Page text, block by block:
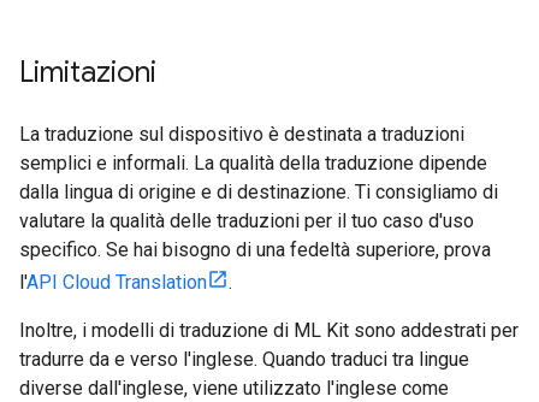
Limitazioni
La traduzione sul dispositivo è destinata a traduzioni
semplici e informali. La qualità della traduzione dipende
dalla lingua di origine e di destinazione. Ti consigliamo di
valutare la qualità delle traduzioni per il tuo caso d'uso
specifico. Se hai bisogno di una fedeltà superiore, prova
l'API Cloud Translation .
Inoltre, i modelli di traduzione di ML Kit sono addestrati per
tradurre da e verso l'inglese. Quando traduci tra lingue
diverse dall'inglese, viene utilizzato l'inglese come